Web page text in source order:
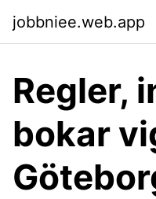
jobbniee.web.app
Regler,
bokar